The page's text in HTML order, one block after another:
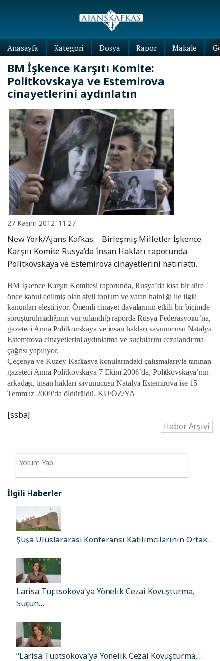
Anasayfa Kategori Dosya Rapor Makale
BM İşkence Karşıtı Komite:
Politkovskaya ve Estemirova
cinayetlerini aydınlatın
27 Kasım 2012, 11:27
New York/Ajans Kafkas – Birleşmiş Milletler İşkence
Karşıtı Komite Rusya’da İnsan Hakları raporunda
Politkovskaya ve Estemirova cinayetlerini hatırlattı.
BM İşkence Karşıtı Komitesi raporunda, Rusya’da kısa bir süre
önce kabul edilmiş olan sivil toplum ve vatan hainliği ile ilgili
kanunları eleştiriyor. Önemli cinayet davalarının etkili bir biçimde
soruşturulmadığının vurgulandığı raporda Rusya Federasyonu’na,
gazeteci Anna Politkovskaya ve insan hakları savunucusu Natalya
Estemirova cinayetlerini aydınlatma ve suçlularını cezalandırma
çağrısı yapılıyor.
Çeçenya ve Kuzey Kafkasya konularındaki çalışmalarıyla tanınan
gazeteci Anna Politkovskaya 7 Ekim 2006’da, Politkovskaya’nın
arkadaşı, insan hakları savunucusu Natalya Estemirova ise 15
Temmuz 2009’da öldürüldü. KU/ÖZ/YA
[ssba]
Haber Arşivi
İlgili Haberler
Şuşa Uluslararası Konferansı Katılımcılarının Ortak…
Larisa Tuptsokova'ya Yönelik Cezai Kovuşturma,
Suçun…
“Larisa Tuptsokova'ya Yönelik Cezai Kovuşturma,…